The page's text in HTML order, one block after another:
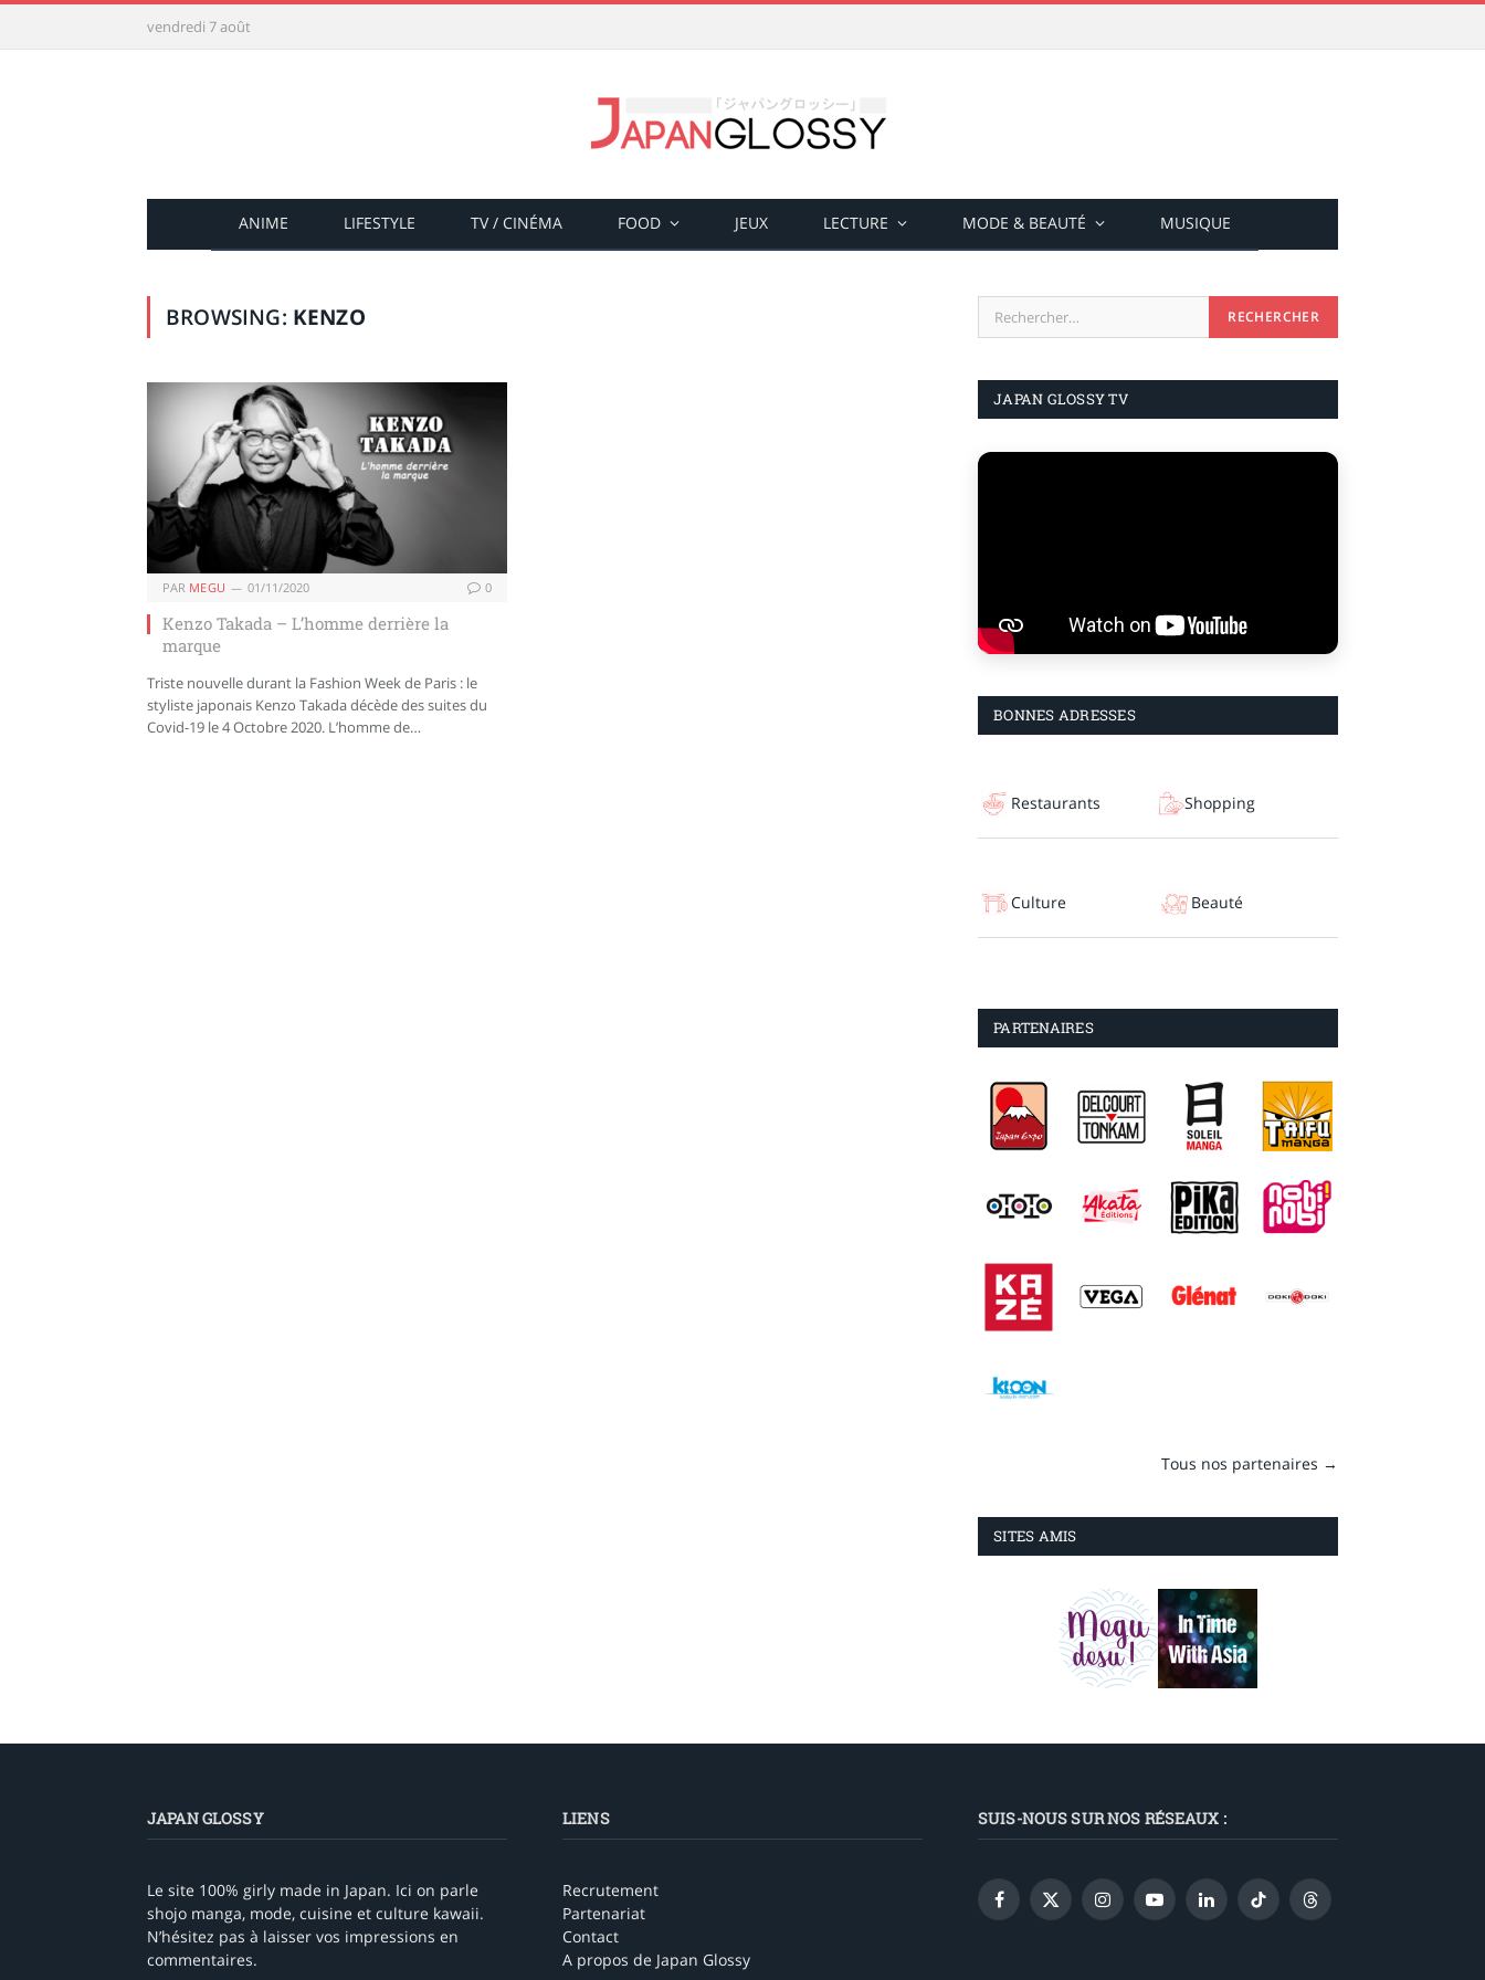
vendredi 7 août
ANIME LIFESTYLE TV / CINÉMA FOOD JEUX LECTURE MODE & BEAUTÉ MUSIQUE
BROWSING: KENZO
PAR MEGU 01/11/2020 0
Kenzo Takada – L’homme derrière la
marque
Triste nouvelle durant la Fashion Week de Paris : le
styliste japonais Kenzo Takada décède des suites du
Covid-19 le 4 Octobre 2020. L’homme de…
JAPAN GLOSSY TV
BONNES ADRESSES
Restaurants Shopping
Culture Beauté
PARTENAIRES
Tous nos partenaires →
SITES AMIS
JAPAN GLOSSY
Le site 100% girly made in Japan. Ici on parle
shojo manga, mode, cuisine et culture kawaii.
N’hésitez pas à laisser vos impressions en
commentaires.
LIENS
Recrutement
Partenariat
Contact
A propos de Japan Glossy
SUIS-NOUS SUR NOS RÉSEAUX :
Facebook
X
InstagramYouTubeLinkedInTikTok Threads